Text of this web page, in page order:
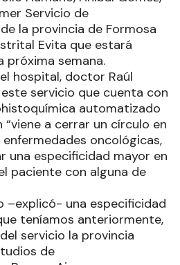
servicio la provincia
de
Buenos Aires porque en
En la primera etapa se
con enfermedades
para el estudio de
Humano, Aníbal Gómez,
Servicio de
la provincia de Formosa
Evita que estará
próxima semana.
hospital, doctor Raúl
servicio que cuenta con
automatizado
a cerrar un círculo en